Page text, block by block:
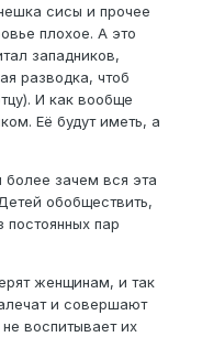
сисы и прочее
плохое. А это
западников,
разводка, чтоб
И как вообще
Её будут иметь, а
зачем вся эта
обобществить,
пар
женщинам, и так
и совершают
воспитывает их